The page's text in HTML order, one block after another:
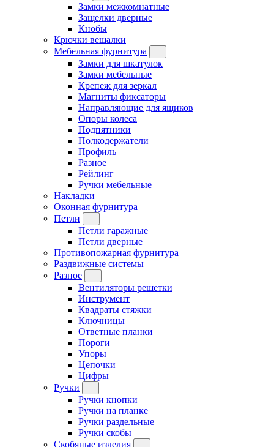
Замки межкомнатные
Защелки дверные
Кнобы
Крючки вешалки
Мебельная фурнитура
Замки для шкатулок
Замки мебельные
Крепеж для зеркал
Магниты фиксаторы
Направляющие для ящиков
Опоры колеса
Подпятники
Полкодержатели
Профиль
Разное
Рейлинг
Ручки мебельные
Накладки
Оконная фурнитура
Петли
Петли гаражные
Петли дверные
Противопожарная фурнитура
Раздвижные системы
Разное
Вентиляторы решетки
Инструмент
Квадраты стяжки
Ключницы
Ответные планки
Пороги
Упоры
Цепочки
Цифры
Ручки
Ручки кнопки
Ручки на планке
Ручки раздельные
Ручки скобы
Скобяные изделия